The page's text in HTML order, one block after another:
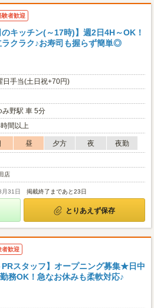
験者歓迎
のキッチン(～17時)】週2日4H～OK！
ラクラク♪お寿司も握らず簡単◎
日手当(土日祝+70円)
み野駅 車 5分
間以上
昼 夕方 夜
夜勤
店
月31日 掲載終了まであと23日
とりあえず保存
者歓迎
PRスタッフ】オープニング募集★日中
務OK！急なお休みも柔軟対応♪